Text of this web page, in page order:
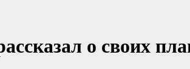
о своих